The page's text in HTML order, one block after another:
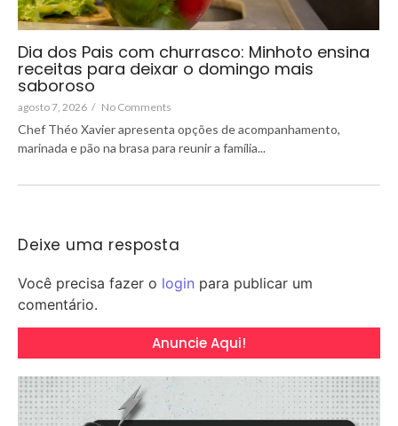
Dia dos Pais com churrasco: Minhoto ensina
receitas para deixar o domingo mais
saboroso
agosto 7, 2026 / No Comments
Chef Théo Xavier apresenta opções de acompanhamento,
marinada e pão na brasa para reunir a família...
Deixe uma resposta
Você precisa fazer o login para publicar um
comentário.
Anuncie Aqui!